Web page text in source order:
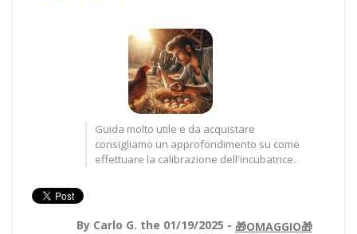
Guida molto utile e da acquistare
consigliamo un approfondimento su come
effettuare la calibrazione dell'incubatrice.
By Carlo G. the 01/19/2025 - 🎁OMAGGIO🎁